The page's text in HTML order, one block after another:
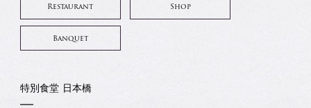
Restaurant Shop
Banquet
特別食堂 日本橋